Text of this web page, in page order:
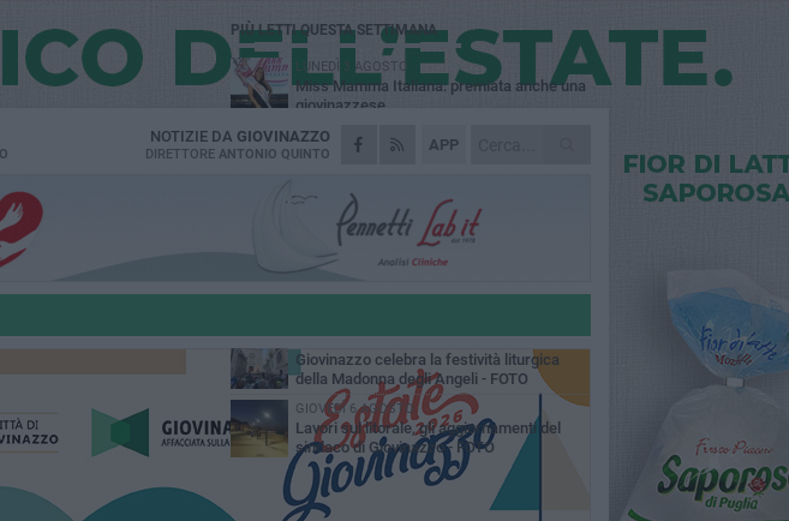
APP
NOTIZIE DA GIOVINAZZO
DIRETTORE ANTONIO QUINTO
PIÙ LETTI QUESTA SETTIMANA
LUNEDÌ 3 AGOSTO
Miss Mamma Italiana: premiata anche una
giovinazzese
MARTEDÌ 4 AGOSTO
Liquidi oleosi sul litorale di Giovinazzo,
MERCOLEDÌ 5 AGOSTO
Problemi raccolta plastica in Puglia:
l'assessora Ciliento prova a spegnere le
LUNEDÌ 3 AGOSTO
«Giovinazzo, a che punto siamo?»:
MARTEDÌ 4 AGOSTO
Giovinazzo celebra la festività liturgica
della Madonna degli Angeli - FOTO
GIOVEDÌ 6 AGOSTO
Lavori sul litorale, gli aggiornamenti del
sindaco di Giovinazzo - FOTO